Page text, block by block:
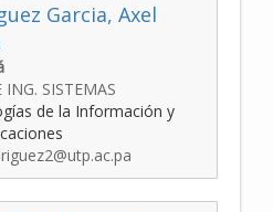
Garcia, Axel
ING. SISTEMAS
de la Información y